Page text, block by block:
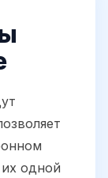
одной